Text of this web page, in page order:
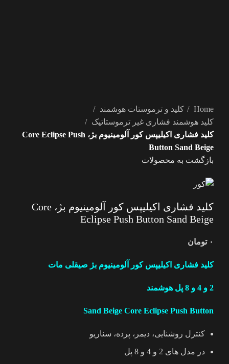
Home
کلید و ترموستات هوشمند
کلید هوشمند فشاری غیر ترموستاتیک
کلید فشاری اکیلیپس کور آلومینیوم بژ، Core Eclipse Push
Button Sand Beige
بازگشت به محصولات
کلید فشاری اکیلیپس کور آلومینیوم بژ، Core
Eclipse Push Button Sand Beige
۰ تومان
کلید فشاری اکیلیپس کور آلومینیوم بژ صیقلی مات
2 و 4 و 8 پل هوشمند
Sand Beige Core Eclipse Push Button
کنترل روشنایی، دیمر، پرده، سناریو
در مدل های 2 و 4 و 8 پل